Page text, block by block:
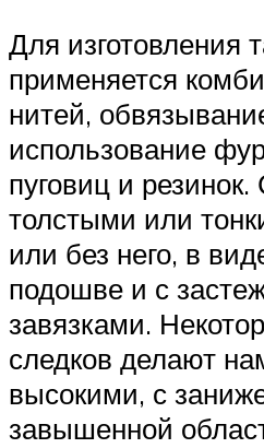
Для изготовления
применяется
нитей,
использование
пуговиц и
толстыми или
или без него, в
подошве и с
завязками.
следков делают
высокими, с
завышенной